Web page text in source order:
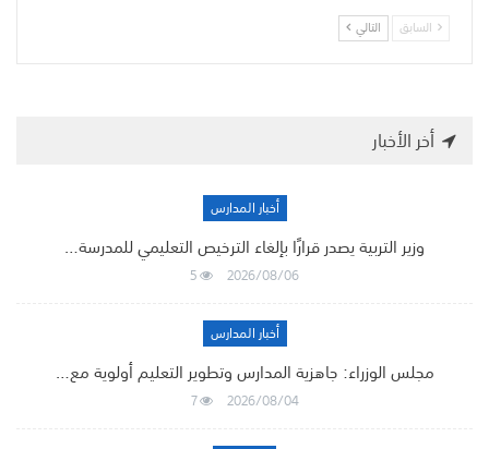
السابق التالي
أخر الأخبار
أخبار المدارس
وزير التربية يصدر قرارًا بإلغاء الترخيص التعليمي للمدرسة…
2026/08/06
5
أخبار المدارس
مجلس الوزراء: جاهزية المدارس وتطوير التعليم أولوية مع…
2026/08/04
7